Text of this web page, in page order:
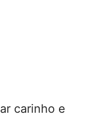
carinho e